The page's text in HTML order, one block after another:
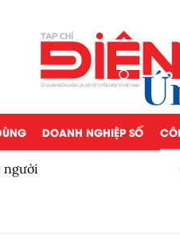
DOANH NGHIỆP SỐ
người